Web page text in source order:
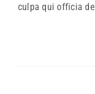
culpa qui officia